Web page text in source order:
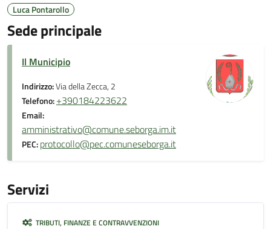
Luca Pontarollo
Sede principale
Il Municipio
Indirizzo:Via della Zecca, 2
Telefono:+390184223622
Email:
amministrativo@comune.seborga.im.it
PEC:protocollo@pec.comuneseborga.it
Servizi
TRIBUTI, FINANZE E CONTRAVVENZIONI